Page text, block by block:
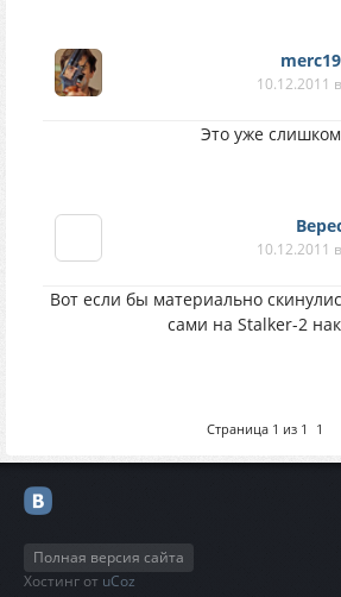
10.12.2011
Это уже
10.12.2011
Вот если бы материально
сами на Stalker-2
Страница 1 из 1 1
Полная версия сайта
Хостинг от uCoz